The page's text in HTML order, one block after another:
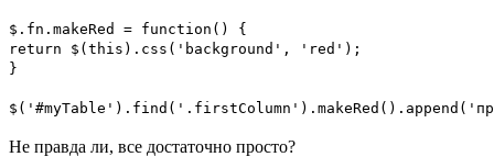
$.fn.makeRed = function() {
return $(this).css('background', 'red');
}
Не правда ли, все достаточно просто?